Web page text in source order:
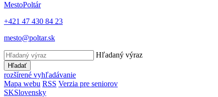
MestoPoltár
+421 47 430 84 23
mesto@poltar.sk
Hľadaný výraz
Hľadať
rozšírené vyhľadávanie
Mapa webu RSS Verzia pre seniorov
SKSlovensky